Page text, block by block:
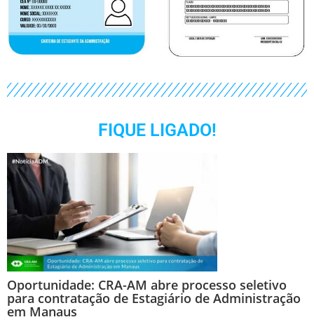
FIQUE LIGADO!
Oportunidade: CRA-AM abre processo seletivo
para contratação de Estagiário de Administração
em Manaus